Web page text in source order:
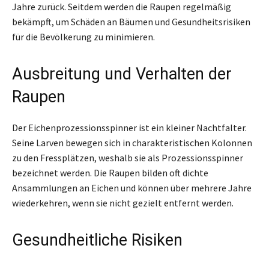
Jahre zurück. Seitdem werden die Raupen regelmäßig
bekämpft, um Schäden an Bäumen und Gesundheitsrisiken
für die Bevölkerung zu minimieren.
Ausbreitung und Verhalten der
Raupen
Der Eichenprozessionsspinner ist ein kleiner Nachtfalter.
Seine Larven bewegen sich in charakteristischen Kolonnen
zu den Fressplätzen, weshalb sie als Prozessionsspinner
bezeichnet werden. Die Raupen bilden oft dichte
Ansammlungen an Eichen und können über mehrere Jahre
wiederkehren, wenn sie nicht gezielt entfernt werden.
Gesundheitliche Risiken